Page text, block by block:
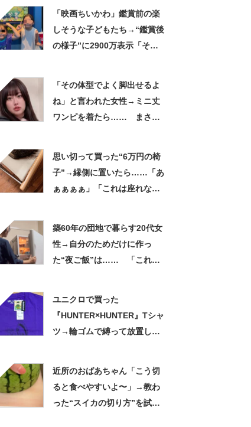
「映画ちいかわ」鑑賞前の楽
しそうな子どもたち→“鑑賞後
の様子”に2900万表示「そう
「その体型でよく脚出せるよ
ね」と言われた女性→ミニ丈
ワンピを着たら…… まさか
思い切って買った“6万円の椅
子”→縁側に置いたら……「あ
ぁぁぁぁ」「これは座れな
築60年の団地で暮らす20代女
性→自分のためだけに作っ
た“夜ご飯”は…… 「これぞ
ユニクロで買った
『HUNTER×HUNTER』Tシャ
ツ→輪ゴムで縛って放置した
近所のおばあちゃん「こう切
ると食べやすいよ〜」→教わ
った“スイカの切り方”を試し